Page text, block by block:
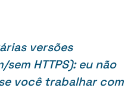
versões
HTTPS): eu não
você trabalhar com